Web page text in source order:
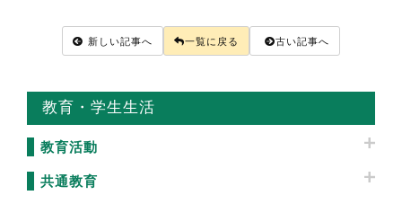
新しい記事へ 一覧に戻る 古い記事へ
教育・学生生活
教育活動
共通教育